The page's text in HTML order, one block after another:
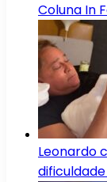
Coluna In
Leonardo